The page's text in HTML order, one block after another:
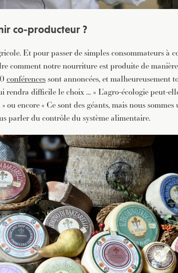
co-producteur ?
Et pour passer de simples consommateurs à
comment notre nourriture est produite de
conférencessont annoncées, et malheureusement
rendra difficile le choix … « L’agro-écologie peut-
ou encore « Ce sont des géants, mais nous
parler du contrôle du système alimentaire.